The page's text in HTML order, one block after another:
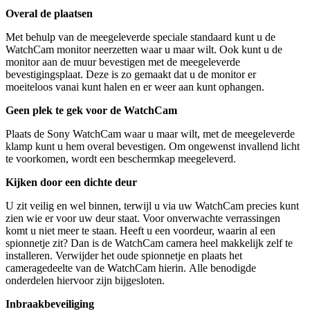
Overal de plaatsen
Met behulp van de meegeleverde speciale standaard kunt u de
WatchCam monitor neerzetten waar u maar wilt. Ook kunt u de
monitor aan de muur bevestigen met de meegeleverde
bevestigingsplaat. Deze is zo gemaakt dat u de monitor er
moeiteloos vanai kunt halen en er weer aan kunt ophangen.
Geen plek te gek voor de WatchCam
Plaats de Sony WatchCam waar u maar wilt, met de meegeleverde
klamp kunt u hem overal bevestigen. Om ongewenst invallend licht
te voorkomen, wordt een beschermkap meegeleverd.
Kijken door een dichte deur
U zit veilig en wel binnen, terwijl u via uw WatchCam precies kunt
zien wie er voor uw deur staat. Voor onverwachte verrassingen
komt u niet meer te staan. Heeft u een voordeur, waarin al een
spionnetje zit? Dan is de WatchCam camera heel makkelijk zelf te
installeren. Verwijder het oude spionnetje en plaats het
cameragedeelte van de WatchCam hierin. Alle benodigde
onderdelen hiervoor zijn bijgesloten.
Inbraakbeveiliging